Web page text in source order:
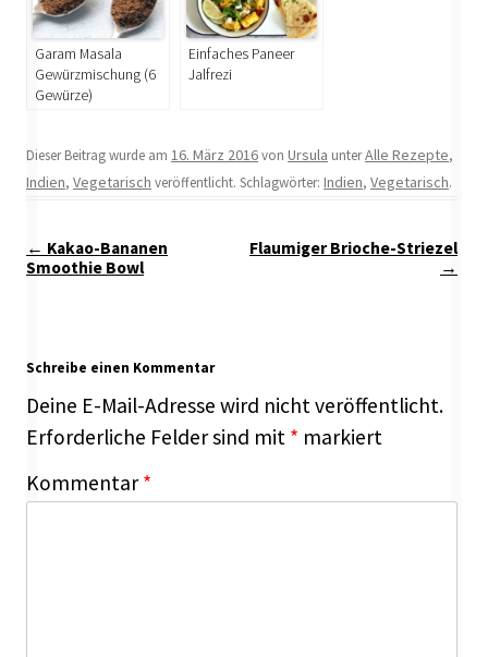
Garam Masala
Gewürzmischung (6
Gewürze)
Einfaches Paneer
Jalfrezi
Dieser Beitrag wurde am 16. März 2016von Ursula unterAlle Rezepte,
Indien, Vegetarisch veröffentlicht. Schlagwörter: Indien, Vegetarisch.
Beitragsnavigation
← Kakao-Bananen
Smoothie Bowl
Flaumiger Brioche-Striezel
→
Schreibe einen Kommentar
Deine E-Mail-Adresse wird nicht veröffentlicht.
Erforderliche Felder sind mit * markiert
Kommentar*